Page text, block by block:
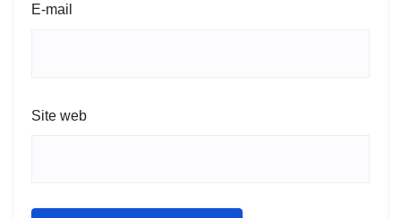
E-mail
Site web